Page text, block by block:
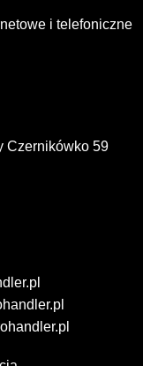
i telefoniczne
Czernikówko 59